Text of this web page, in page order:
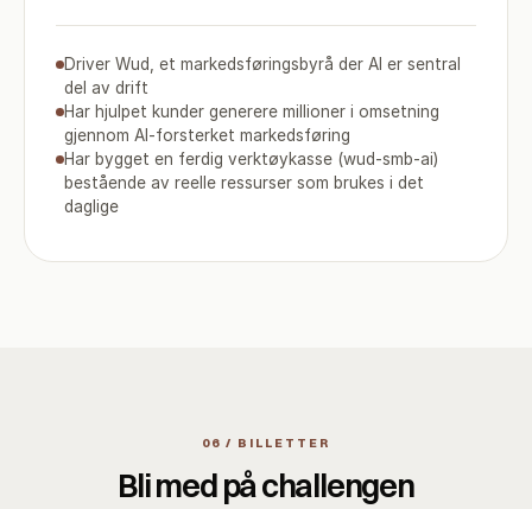
Driver Wud, et markedsføringsbyrå der AI er sentral
del av drift
Har hjulpet kunder generere millioner i omsetning
gjennom AI-forsterket markedsføring
Har bygget en ferdig verktøykasse (wud-smb-ai)
bestående av reelle ressurser som brukes i det
daglige
06 / BILLETTER
Bli med på challengen